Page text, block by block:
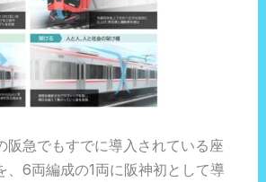
急でもすでに導入されている座
、6両編成の1両に阪神初として導